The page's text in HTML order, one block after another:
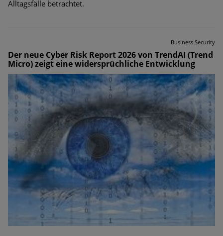
Alltagsfälle betrachtet.
Business Security
Der neue Cyber Risk Report 2026 von TrendAI (Trend
Micro) zeigt eine widersprüchliche Entwicklung